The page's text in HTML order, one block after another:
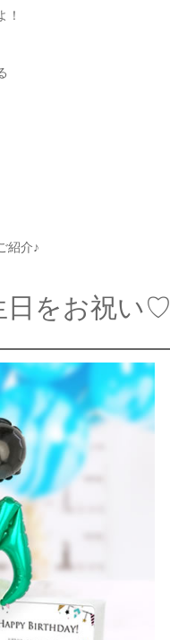
！
紹介♪
日をお祝い♡